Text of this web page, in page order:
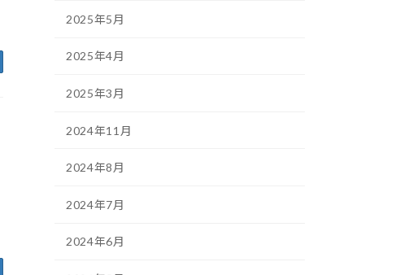
2025年5月
2025年4月
2025年3月
2024年11月
2024年8月
2024年7月
2024年6月